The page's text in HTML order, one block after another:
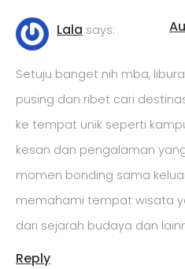
Lala says:
Setuju banget nih mba,
pusing dan ribet cari
ke tempat unik seperti
kesan dan pengalaman
momen bonding sama
memahami tempat wisata
dari sejarah budaya dan
Reply